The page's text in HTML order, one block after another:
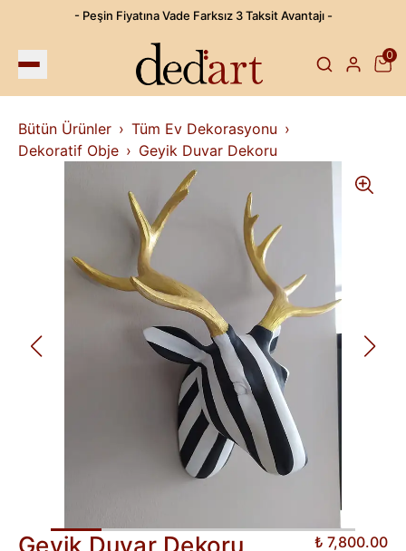
- Peşin Fiyatına Vade Farksız 3 Taksit Avantajı -
0
Bütün Ürünler
Tüm Ev Dekorasyonu
Dekoratif Obje
Geyik Duvar Dekoru
Geyik Duvar Dekoru ₺ 7,800.00